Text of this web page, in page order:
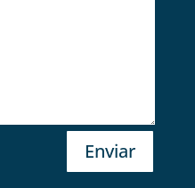
Enviar